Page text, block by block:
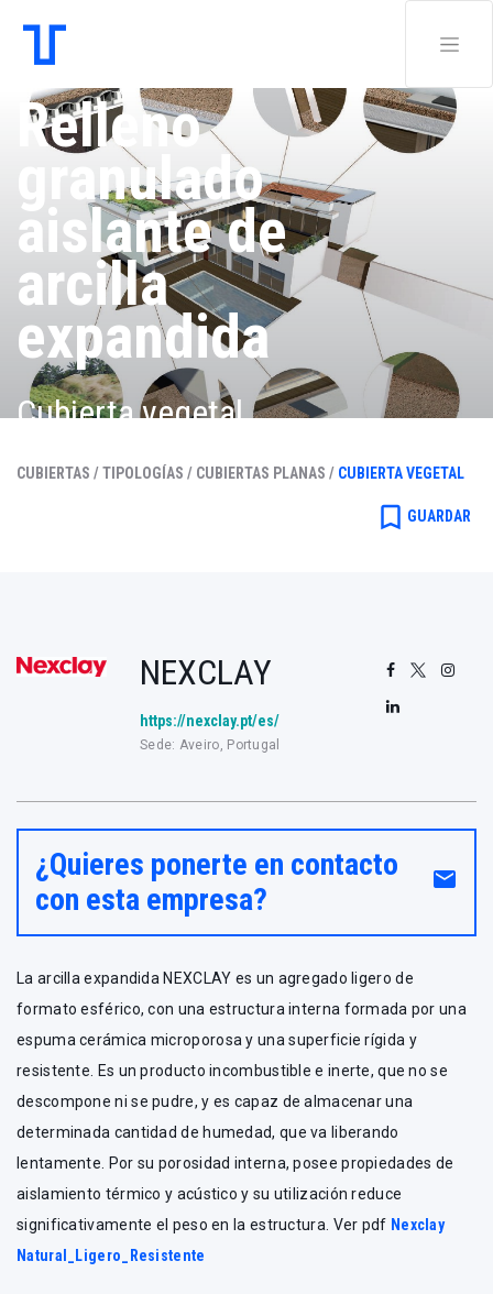
Relleno
granulado
aislante de
arcilla
expandida
Cubierta vegetal
CUBIERTAS /TIPOLOGÍAS / CUBIERTAS PLANAS / CUBIERTA VEGETAL
bookmark_border GUARDAR
NEXCLAY
https://nexclay.pt/es/
Sede: Aveiro, Portugal
¿Quieres ponerte en contacto
con esta empresa?
email
La arcilla expandida NEXCLAY es un agregado ligero de
formato esférico, con una estructura interna formada por una
espuma cerámica microporosa y una superficie rígida y
resistente. Es un producto incombustible e inerte, que no se
descompone ni se pudre, y es capaz de almacenar una
determinada cantidad de humedad, que va liberando
lentamente. Por su porosidad interna, posee propiedades de
aislamiento térmico y acústico y su utilización reduce
significativamente el peso en la estructura. Ver pdf Nexclay
Natural_Ligero_Resistente